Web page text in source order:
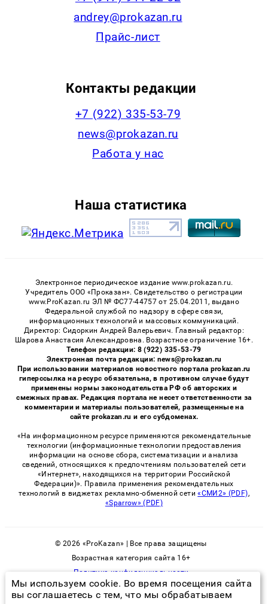
andrey@prokazan.ru
Прайс-лист
Контакты редакции
+7 (922) 335-53-79
news@prokazan.ru
Работа у нас
Наша статистика
Электронное периодическое издание www.prokazan.ru.
Учредитель ООО «Проказан». Cвидетельство о регистрации
www.ProKazan.ru ЭЛ № ФС77-44757 от 25.04.2011, выдано
Федеральной службой по надзору в сфере связи,
информационных технологий и массовых коммуникаций.
Директор: Сидоркин Андрей Валерьевич. Главный редактор:
Шарова Анастасия Александровна. Возрастное ограничение 16+.
Телефон редакции: 8 (922) 335-53-79
Электронная почта редакции: news@prokazan.ru
При использовании материалов новостного портала prokazan.ru
гиперссылка на ресурс обязательна, в противном случае будут
применены нормы законодательства РФ об авторских и
смежных правах. Редакция портала не несет ответственности за
комментарии и материалы пользователей, размещенные на
сайте prokazan.ru и его субдоменах.
«На информационном ресурсе применяются рекомендательные
технологии (информационные технологии предоставления
информации на основе сбора, систематизации и анализа
сведений, относящихся к предпочтениям пользователей сети
«Интернет», находящихся на территории Российской
Федерации)». Правила применения рекомендательных
технологий в виджетах рекламно-обменной сети«СМИ2» (PDF),
«Sparrow» (PDF)
© 2026 «ProKazan» | Все права защищены
Возрастная категория сайта 16+
Политика конфиденциальности
Мы используем cookie. Во время посещения сайта
вы соглашаетесь с тем, что мы обрабатываем